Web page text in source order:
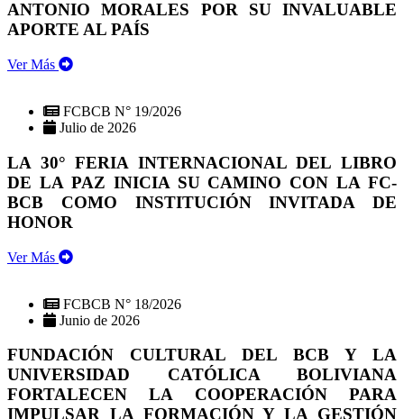
ANTONIO MORALES POR SU INVALUABLE
APORTE AL PAÍS
Ver Más
FCBCB N° 19/2026
Julio de 2026
LA 30° FERIA INTERNACIONAL DEL LIBRO
DE LA PAZ INICIA SU CAMINO CON LA FC-
BCB COMO INSTITUCIÓN INVITADA DE
HONOR
Ver Más
FCBCB N° 18/2026
Junio de 2026
FUNDACIÓN CULTURAL DEL BCB Y LA
UNIVERSIDAD CATÓLICA BOLIVIANA
FORTALECEN LA COOPERACIÓN PARA
IMPULSAR LA FORMACIÓN Y LA GESTIÓN